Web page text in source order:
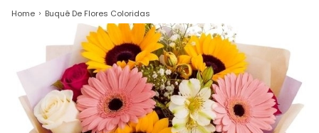
Home Buquê De Flores Coloridas